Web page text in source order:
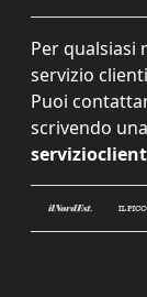
Per qualsiasi
servizio
Puoi
scrivendo